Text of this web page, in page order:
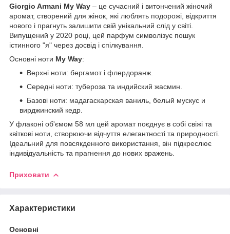
Giorgio Armani My Way – це сучасний і витончений жіночий
аромат, створений для жінок, які люблять подорожі, відкриття
нового і прагнуть залишити свій унікальний слід у світі.
Випущений у 2020 році, цей парфум символізує пошук
істинного "я" через досвід і спілкування.
Основні ноти My Way:
Верхні ноти: бергамот і флердоранж.
Середні ноти: тубероза та индийский жасмин.
Базові ноти: мадагаскарская ваниль, белый мускус и
вирджинский кедр.
У флаконі об'ємом 58 мл цей аромат поєднує в собі свіжі та
квіткові ноти, створюючи відчуття елегантності та природності.
Ідеальний для повсякденного використання, він підкреслює
індивідуальність та прагнення до нових вражень.
Приховати
Характеристики
Основні